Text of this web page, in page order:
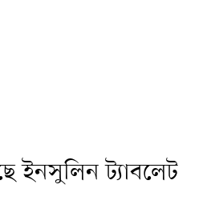
ইনসুলিন ট্যাবলেট